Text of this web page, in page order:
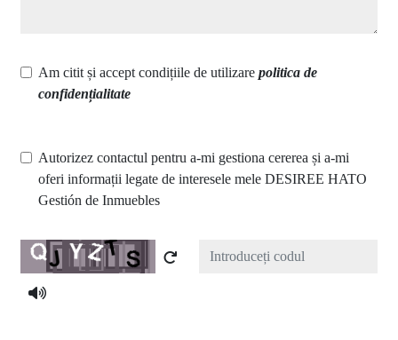
Am citit și accept condițiile de utilizare politica de
confidențialitate
Autorizez contactul pentru a-mi gestiona cererea și a-mi
oferi informații legate de interesele mele DESIREE HATO
Gestión de Inmuebles
Captcha